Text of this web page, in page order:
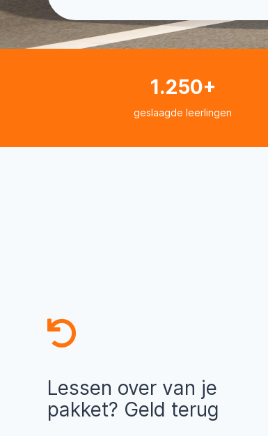
1.250+
geslaagde leerlingen
Lessen over van je
pakket? Geld terug